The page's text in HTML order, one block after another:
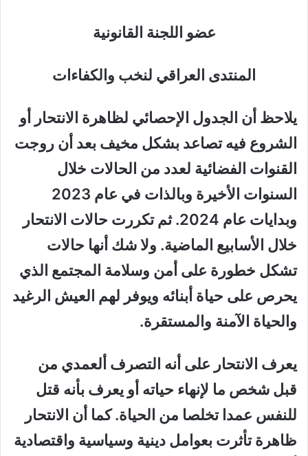
عضو اللجنة القانونية
المنتدى العراقي لنخب والكفاءات
يلاحظ أن الجدول الإحصائي لظاهرة الانتحار أو
الشروع فيه تصاعد بشكل مخيف بعد أن روجت
القنوات الفضائية لعدد من الحالات خلال
السنوات الأخيرة وبالذات في عام 2023
وبدايات عام 2024. ثم تكررت حالات الانتحار
خلال الأسابيع الماضية. ولا شك أنها حالات
تشكل خطورة على أمن وسلامة المجتمع الذي
يحرص على حياة أبنائه ويوفر لهم العيش الرغيد
والحياة الآمنة والمستقرة.
يعرف الانتحار على أنه التصرف ألعمدي من
قبل شخص ما لإنهاء حياته أو يعرف بأنه قتل
للنفس عمدا تخلصا من الحياة. كما أن الانتحار
ظاهرة تأثرت بعوامل دينية وسياسية واقتصادية